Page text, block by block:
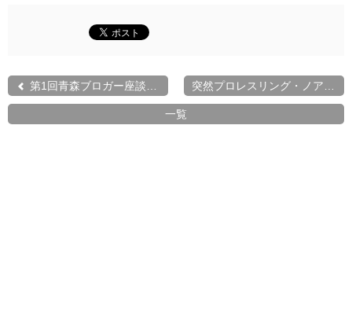
第1回青森ブロガー座談会i...
一覧